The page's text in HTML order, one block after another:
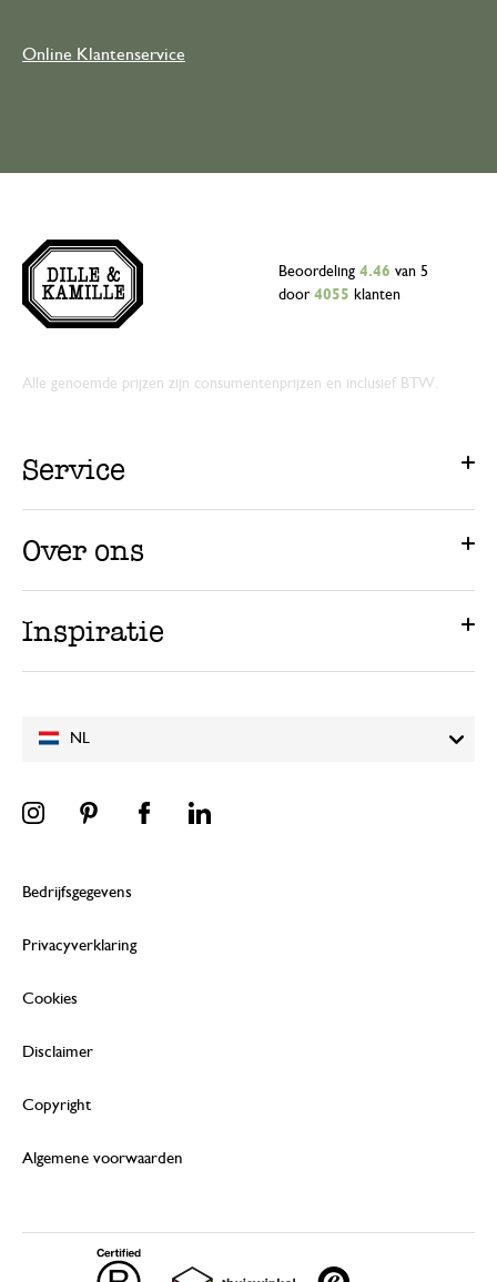
Online Klantenservice
NL
Beoordeling 4.46 van 5
door 4055 klanten
Alle genoemde prijzen zijn consumentenprijzen en inclusief BTW.
Service
Over ons
Inspiratie
Bedrijfsgegevens
Privacyverklaring
Cookies
Disclaimer
Copyright
Algemene voorwaarden